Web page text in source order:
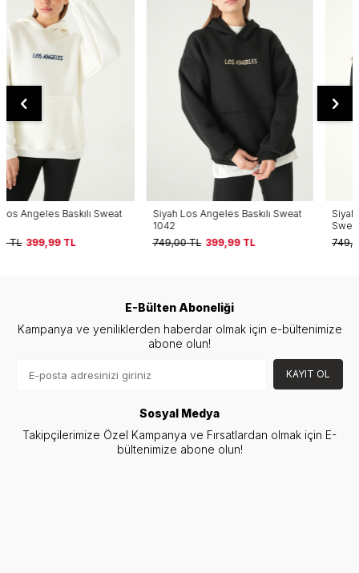
Siyah Los Angeles Baskılı Sweat
749,00 TL 399,99
Siyah Cherry On Top Baskılı
749,00 TL 399,99
E-Bülten Aboneliği
Kampanya ve yeniliklerden haberdar olmak için e-bültenimize
abone olun!
KAYIT OL
Sosyal Medya
Takipçilerimize Özel Kampanya ve Fırsatlardan olmak için E-
bültenimize abone olun!